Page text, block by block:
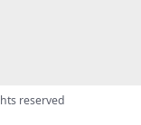
reserved